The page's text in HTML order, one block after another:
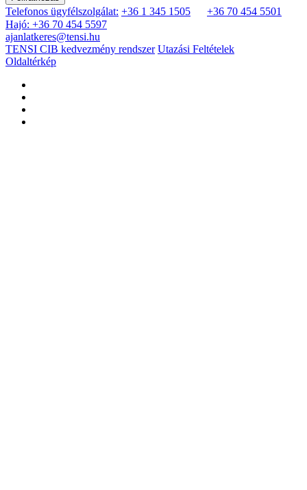
Telefonos ügyfélszolgálat: +36 1 345 1505
+36 70 454 5501
Hajó: +36 70 454 5597
ajanlatkeres@tensi.hu
TENSI CIB kedvezmény rendszer Utazási Feltételek
Oldaltérkép